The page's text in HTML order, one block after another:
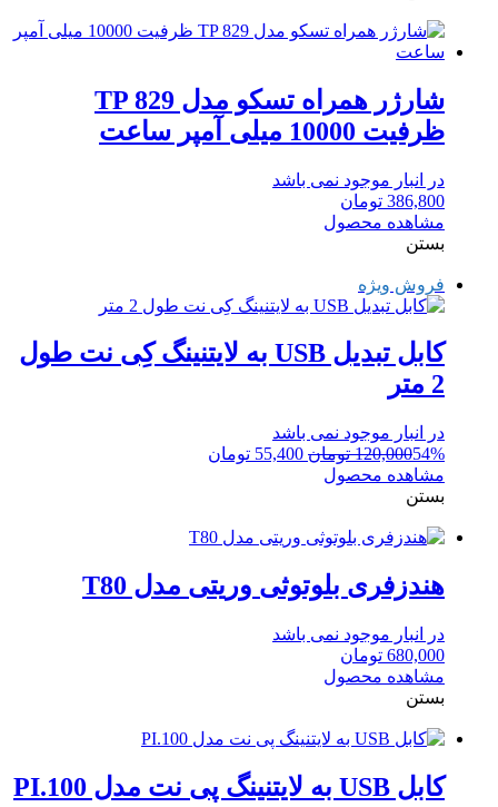
شارژر همراه تسکو مدل TP 829
ظرفیت 10000 میلی آمپر ساعت
در انبار موجود نمی باشد
386,800 تومان
مشاهده محصول
بستن
فروش ویژه
کابل تبدیل USB به لایتنینگ کِی نت طول
2 متر
در انبار موجود نمی باشد
54%
120,000 تومان قیمت
55,400 تومان
مشاهده محصول
بستن
هندزفری بلوتوثی وریتی مدل T80
در انبار موجود نمی باشد
680,000 تومان
مشاهده محصول
بستن
کابل USB به لایتنینگ پی نت مدل PI.100